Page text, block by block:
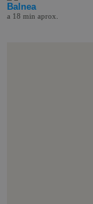
Balnea
a 18 min aprox.